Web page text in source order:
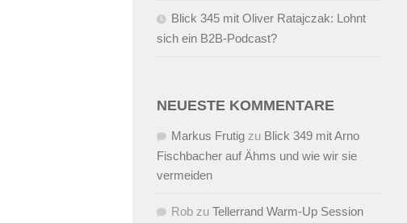
Blick 345 mit Oliver Ratajczak: Lohnt
sich ein B2B-Podcast?
NEUESTE KOMMENTARE
Markus Frutig zu Blick 349 mit Arno
Fischbacher auf Ähms und wie wir sie
vermeiden
Rob zu Tellerrand Warm-Up Session